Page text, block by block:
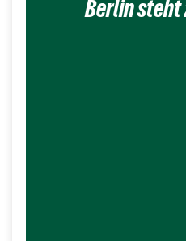
Berlin steht